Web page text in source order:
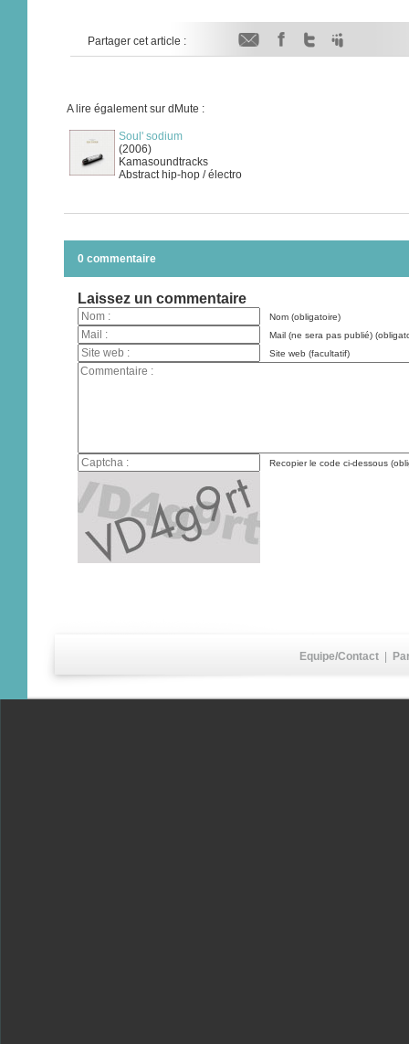
Partager cet article :
A lire également sur dMute :
Soul' sodium
(2006)
Kamasoundtracks
Abstract hip-hop / électro
0 commentaire
Laissez un commentaire
Nom (obligatoire)
Mail (ne sera pas publié)
Site web (facultatif)
Recopier le code ci-dessous
Equipe/Contact